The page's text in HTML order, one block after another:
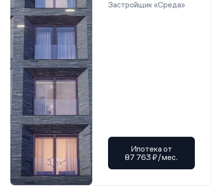
Застройщик «Среда»
Ипотека от
87 763 ₽/мес.